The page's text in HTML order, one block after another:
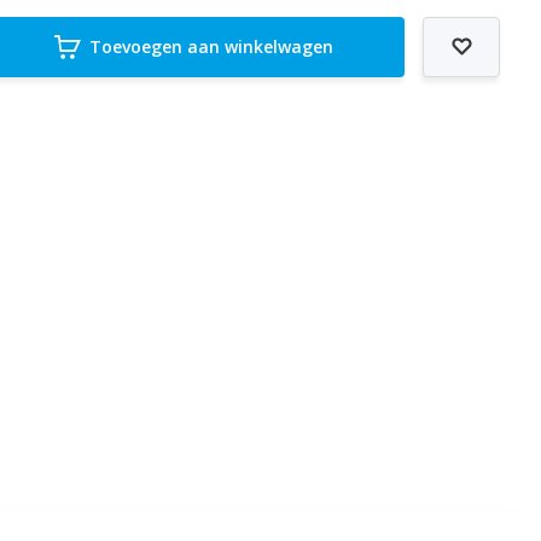
Toevoegen aan winkelwagen